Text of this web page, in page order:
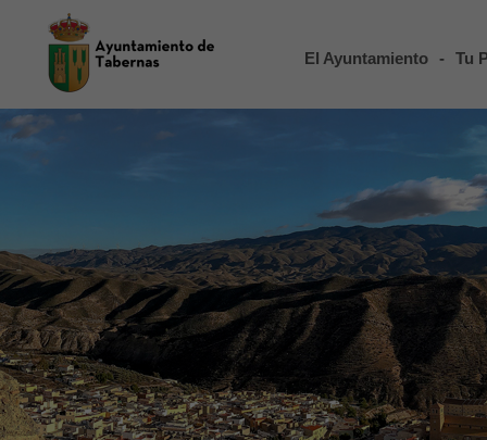
El Ayuntamiento - Tu